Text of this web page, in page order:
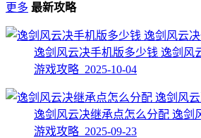
更多 最新攻略
逸剑风云决手机版多少钱 逸剑风
游戏攻略 2025-10-04
逸剑风云决继承点怎么分配 逸剑
游戏攻略 2025-09-23